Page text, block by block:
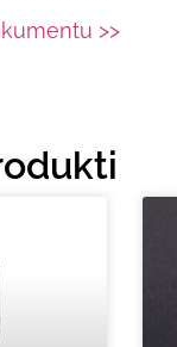
>>